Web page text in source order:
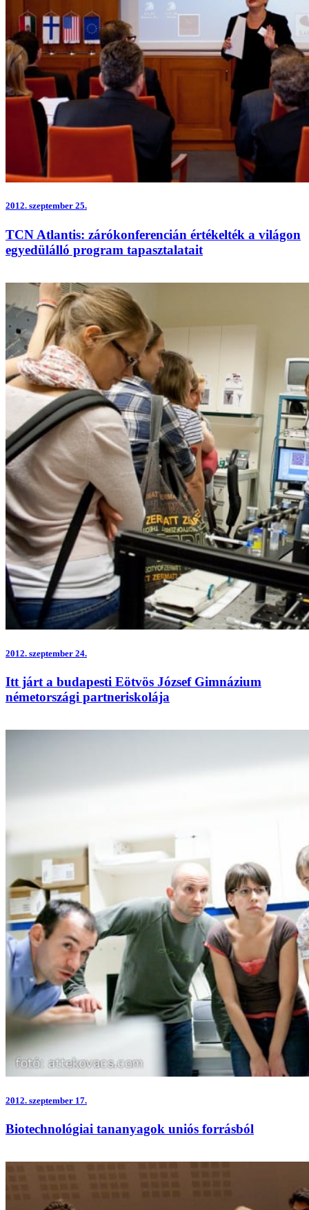
2012. szeptember 25.
TCN Atlantis: zárókonferencián értékelték a világon
egyedülálló program tapasztalatait
2012. szeptember 24.
Itt járt a budapesti Eötvös József Gimnázium
németországi partneriskolája
2012. szeptember 17.
Biotechnológiai tananyagok uniós forrásból